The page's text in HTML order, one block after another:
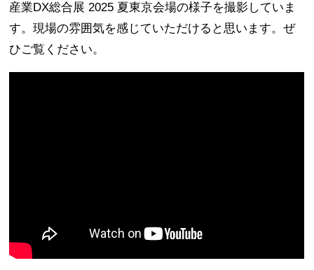
産業DX総合展 2025 夏東京会場の様子を撮影していま
す。現場の雰囲気を感じていただけると思います。ぜ
ひご覧ください。